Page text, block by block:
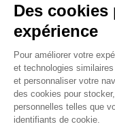
Honoraires Ubiq
Services
6 salles de
Wifi
Des
expérience
Plateforme
Pour améliorer votre
et technologies
et personnaliser votre
des cookies pour
personnelles telles que
identifiants de cookie.